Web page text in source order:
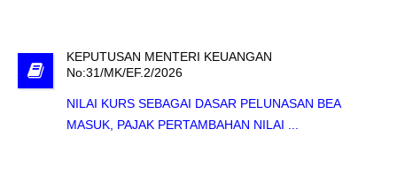
KEPUTUSAN MENTERI KEUANGAN
No:31/MK/EF.2/2026
NILAI KURS SEBAGAI DASAR PELUNASAN BEA
MASUK, PAJAK PERTAMBAHAN NILAI ...